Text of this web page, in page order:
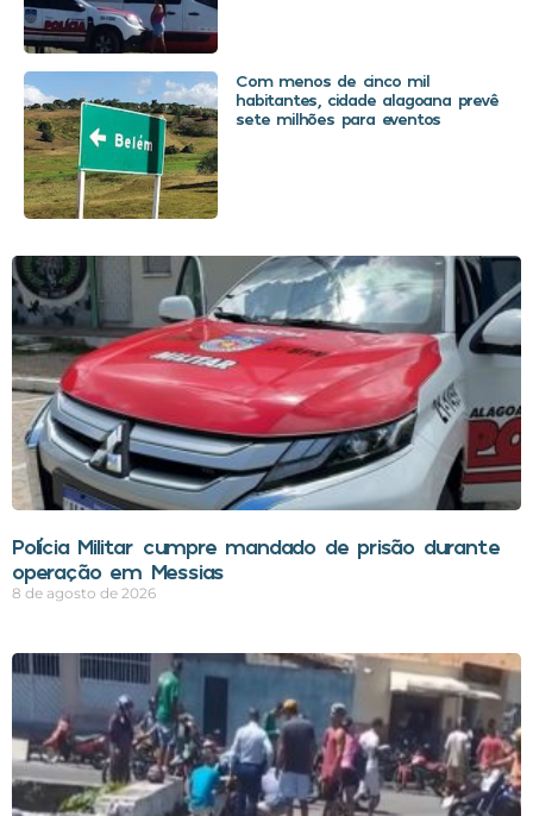
Com menos de cinco mil
habitantes, cidade alagoana prevê
sete milhões para eventos
Polícia Militar cumpre mandado de prisão durante
operação em Messias
8 de agosto de 2026